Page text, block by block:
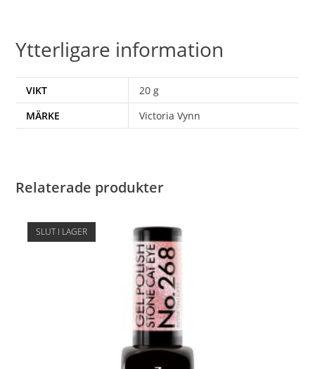
Ytterligare information
VIKT
20 g
MÄRKE
Victoria Vynn
Relaterade produkter
SLUT I LAGER